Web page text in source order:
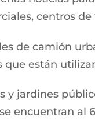
centros
de camión
que están
y jardines
encuentran al